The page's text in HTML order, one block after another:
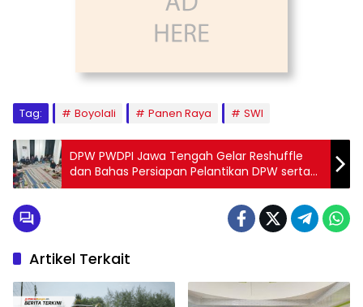
Tag: Boyolali Panen Raya SWI
DPW PWDPI Jawa Tengah Gelar Reshuffle
dan Bahas Persiapan Pelantikan DPW serta
DPC
Artikel Terkait